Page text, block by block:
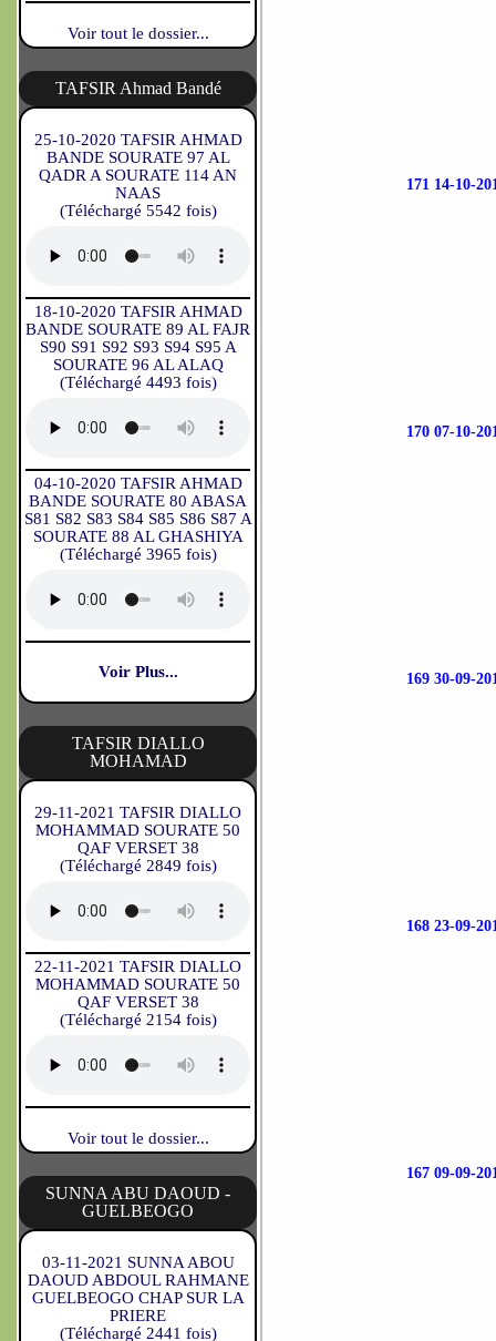
Voir tout le dossier...
TAFSIR Ahmad Bandé
25-10-2020 TAFSIR AHMAD
BANDE SOURATE 97 AL
QADR A SOURATE 114 AN
NAAS
(Téléchargé 5542 fois)
18-10-2020 TAFSIR AHMAD
BANDE SOURATE 89 AL FAJR
S90 S91 S92 S93 S94 S95 A
SOURATE 96 AL ALAQ
(Téléchargé 4493 fois)
04-10-2020 TAFSIR AHMAD
BANDE SOURATE 80 ABASA
S81 S82 S83 S84 S85 S86 S87 A
SOURATE 88 AL GHASHIYA
(Téléchargé 3965 fois)
Voir Plus...
TAFSIR DIALLO
MOHAMAD
29-11-2021 TAFSIR DIALLO
MOHAMMAD SOURATE 50
QAF VERSET 38
(Téléchargé 2849 fois)
22-11-2021 TAFSIR DIALLO
MOHAMMAD SOURATE 50
QAF VERSET 38
(Téléchargé 2154 fois)
Voir tout le dossier...
SUNNA ABU DAOUD -
GUELBEOGO
03-11-2021 SUNNA ABOU
DAOUD ABDOUL RAHMANE
GUELBEOGO CHAP SUR LA
PRIERE
(Téléchargé 2441 fois)
171 14-10-
170 07-10-
169 30-09-
168 23-09-
167 09-09-